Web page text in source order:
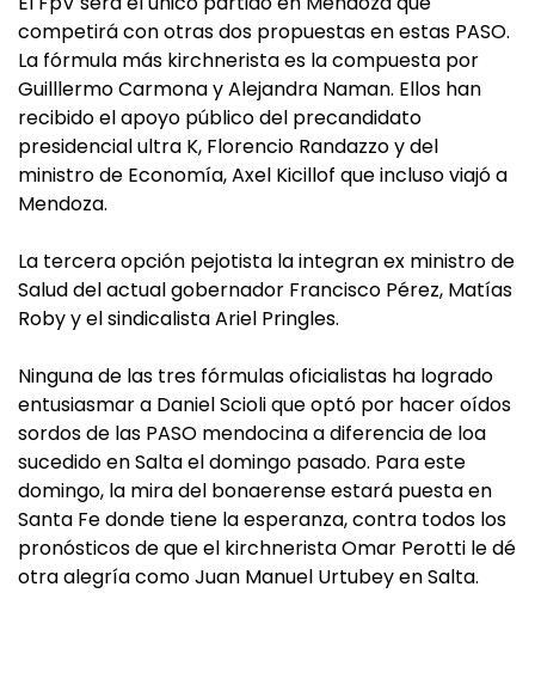
competirá con otras dos propuestas en estas PASO.
La fórmula más kirchnerista es la compuesta por
Guilllermo Carmona y Alejandra Naman. Ellos han
recibido el apoyo público del precandidato
presidencial ultra K, Florencio Randazzo y del
ministro de Economía, Axel Kicillof que incluso viajó a
Mendoza.
La tercera opción pejotista la integran ex ministro de
Salud del actual gobernador Francisco Pérez, Matías
Roby y el sindicalista Ariel Pringles.
Ninguna de las tres fórmulas oficialistas ha logrado
entusiasmar a Daniel Scioli que optó por hacer oídos
sordos de las PASO mendocina a diferencia de loa
sucedido en Salta el domingo pasado. Para este
domingo, la mira del bonaerense estará puesta en
Santa Fe donde tiene la esperanza, contra todos los
pronósticos de que el kirchnerista Omar Perotti le dé
otra alegría como Juan Manuel Urtubey en Salta.